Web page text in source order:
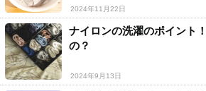
2024年11月22日
ナイロンの洗濯のポイント
の？
2024年9月13日